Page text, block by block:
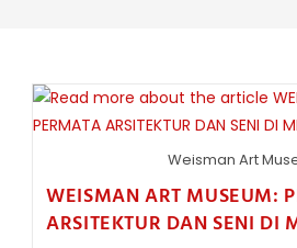
Weisman Art
WEISMAN ART MUSEUM:
ARSITEKTUR DAN SENI DI